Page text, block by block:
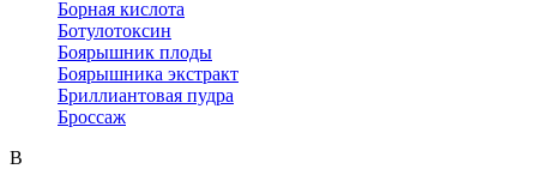
Борная кислота
Ботулотоксин
Боярышник плоды
Боярышника экстракт
Бриллиантовая пудра
Броссаж
В